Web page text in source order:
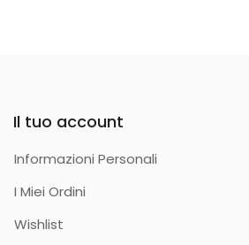
Il tuo account
Informazioni Personali
I Miei Ordini
Wishlist